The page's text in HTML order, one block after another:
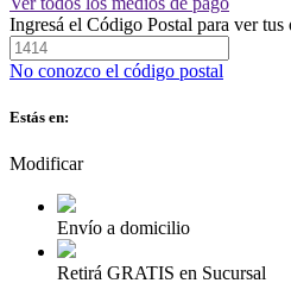
Ingresá el Código Postal para ver
No conozco el código postal
Estás en:
Modificar
Envío a domicilio
Retirá GRATIS en Sucursal